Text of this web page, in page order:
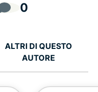
0
ALTRI DI QUESTO
AUTORE